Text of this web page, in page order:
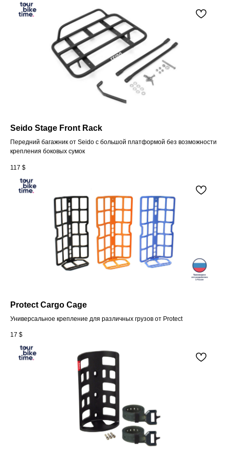
Seido Stage Front Rack
Передний багажник от Seido c большой платформой без возможности
крепления боковых сумок
117 $
Protect Cargo Cage
Универсальное крепление для различных грузов от Protect
17 $